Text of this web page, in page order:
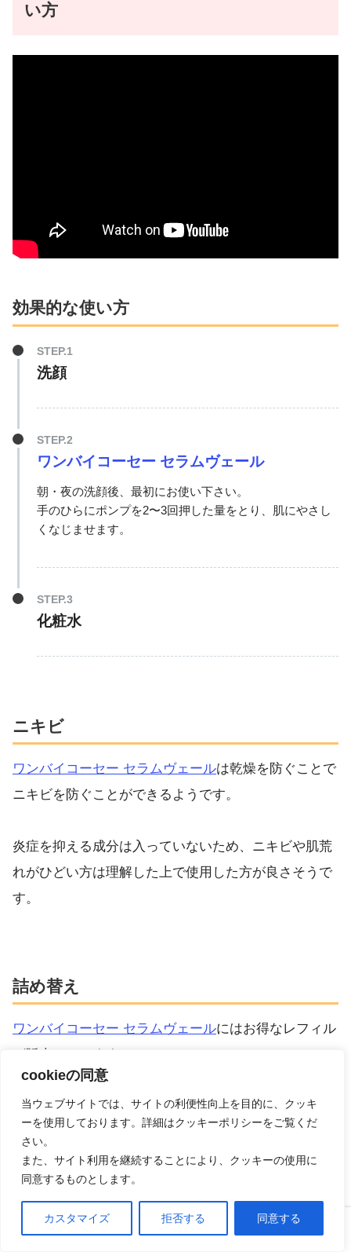
cookieの同意
当ウェブサイトでは、サイトの利便性向上を目的に、クッキ
ーを使用しております。詳細はクッキーポリシーをご覧くだ
さい。
また、サイト利用を継続することにより、クッキーの使用に
同意するものとします。
カスタマイズ 拒否する 同意する
い方
効果的な使い方
洗顔
ワンバイコーセー セラムヴェール
朝・夜の洗顔後、最初にお使い下さい。
手のひらにポンプを2〜3回押した量をとり、肌にやさし
くなじませます。
化粧水
ニキビ
ワンバイコーセー セラムヴェールは乾燥を防ぐことで
ニキビを防ぐことができるようです。
炎症を抑える成分は入っていないため、ニキビや肌荒
れがひどい方は理解した上で使用した方が良さそうで
す。
詰め替え
ワンバイコーセー セラムヴェールにはお得なレフィル
が販売しています。
コーセー ワンバイコーセー KOSE ONE BY
KOSE セラム ヴェール ＜120mL 付けかえ用＞
120ml [並行輸入品]
コーセー